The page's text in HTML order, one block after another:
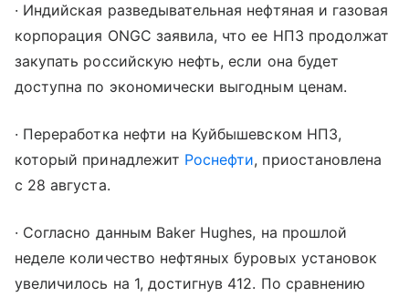
· Индийская разведывательная нефтяная и газовая
корпорация ONGC заявила, что ее НПЗ продолжат
закупать российскую нефть, если она будет
доступна по экономически выгодным ценам.
· Переработка нефти на Куйбышевском НПЗ,
который принадлежит Роснефти, приостановлена ​​
с 28 августа.
· Согласно данным Baker Hughes, на прошлой
неделе количество нефтяных буровых установок
увеличилось на 1, достигнув 412. По сравнению